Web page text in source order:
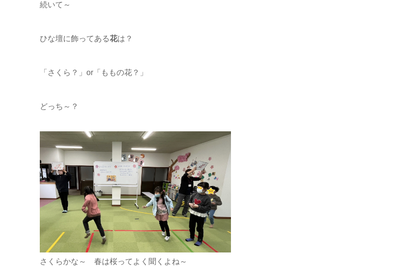
続いて～
ひな壇に飾ってある花は？
「さくら？」or「ももの花？」
どっち～？
さくらかな～ 春は桜ってよく聞くよね～